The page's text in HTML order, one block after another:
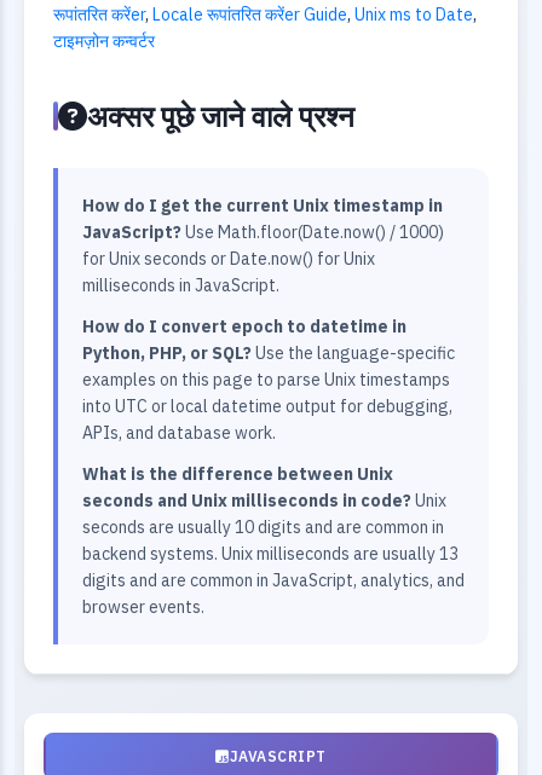
रूपांतरित करेंer, Locale रूपांतरित करेंer Guide, Unix ms to Date,
टाइमज़ोन कन्वर्टर
अक्सर पूछे जाने वाले प्रश्न
How do I get the current Unix timestamp in
JavaScript? Use Math.floor(Date.now() / 1000)
for Unix seconds or Date.now() for Unix
milliseconds in JavaScript.
How do I convert epoch to datetime in
Python, PHP, or SQL? Use the language-specific
examples on this page to parse Unix timestamps
into UTC or local datetime output for debugging,
APIs, and database work.
What is the difference between Unix
seconds and Unix milliseconds in code? Unix
seconds are usually 10 digits and are common in
backend systems. Unix milliseconds are usually 13
digits and are common in JavaScript, analytics, and
browser events.
JAVASCRIPT